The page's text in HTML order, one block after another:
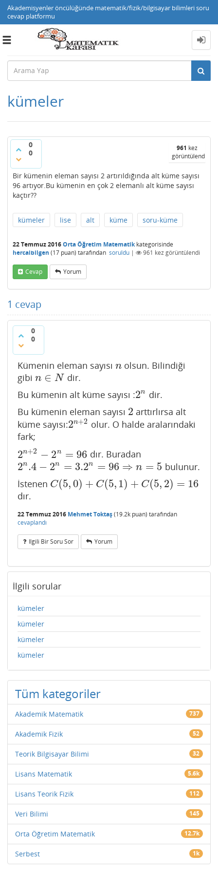
Akademisyenler öncülüğünde matematik/fizik/bilgisayar bilimleri soru
cevap platformu
Toggle
kümeler
0
0
961 kez
görüntülendi
Bir kümenin eleman sayısı 2 artırıldığında alt küme sayısı
96 artıyor.Bu kümenin en çok 2 elemanlı alt küme sayısı
kaçtır??
kümeler lise alt küme soru-küme
22 Temmuz 2016Orta Öğretim Matematikkategorisinde
hercaibilgen (17 puan) tarafından soruldu | 961 kez görüntülendi
Cevap Yorum
1 cevap
0
0
Kümenin eleman sayısı n
nolsun. Bilindiği
gibi n ∈ N
n∈N
dir.
Bu kümenin alt küme sayısı :2n
2n dir.
Bu kümenin eleman sayısı 2
2 arttırlırsa alt
küme sayısı:2n+2
2n+2 olur. O halde aralarındaki
fark;
2n+2 − 2n = 96
2n+2 −2n=96 dır. Buradan
2n .4 − 2n = 3.2n = 96 ⇒ n = 5
2n.4− 2n =3.2n =96⇒ n=5
bulunur.
İstenen C(5,0) + C(5,1) + C(5, 2) = 16
C(5,0) +C 5,1 )+C(5 2)= 16
dır.
22 Temmuz 2016 Mehmet Toktaş(19.2k puan) tarafından
cevaplandı
Ilgili Bir Soru Sor Yorum
İlgili sorular
kümeler
kümeler
kümeler
kümeler
Tüm kategoriler
Akademik Matematik 737
Akademik Fizik 52
Teorik Bilgisayar Bilimi 32
Lisans Matematik 5.6k
Lisans Teorik Fizik 112
Veri Bilimi 145
Orta Öğretim Matematik 12.7k
Serbest 1k